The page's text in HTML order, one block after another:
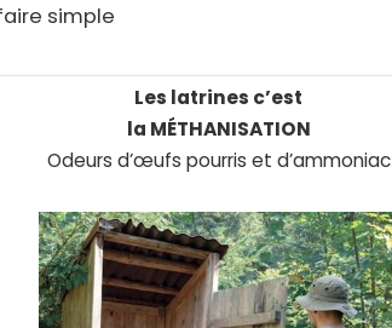
simple
Les latrines c’est
la MÉTHANISATION
Odeurs d’œufs pourris et d’ammoniac